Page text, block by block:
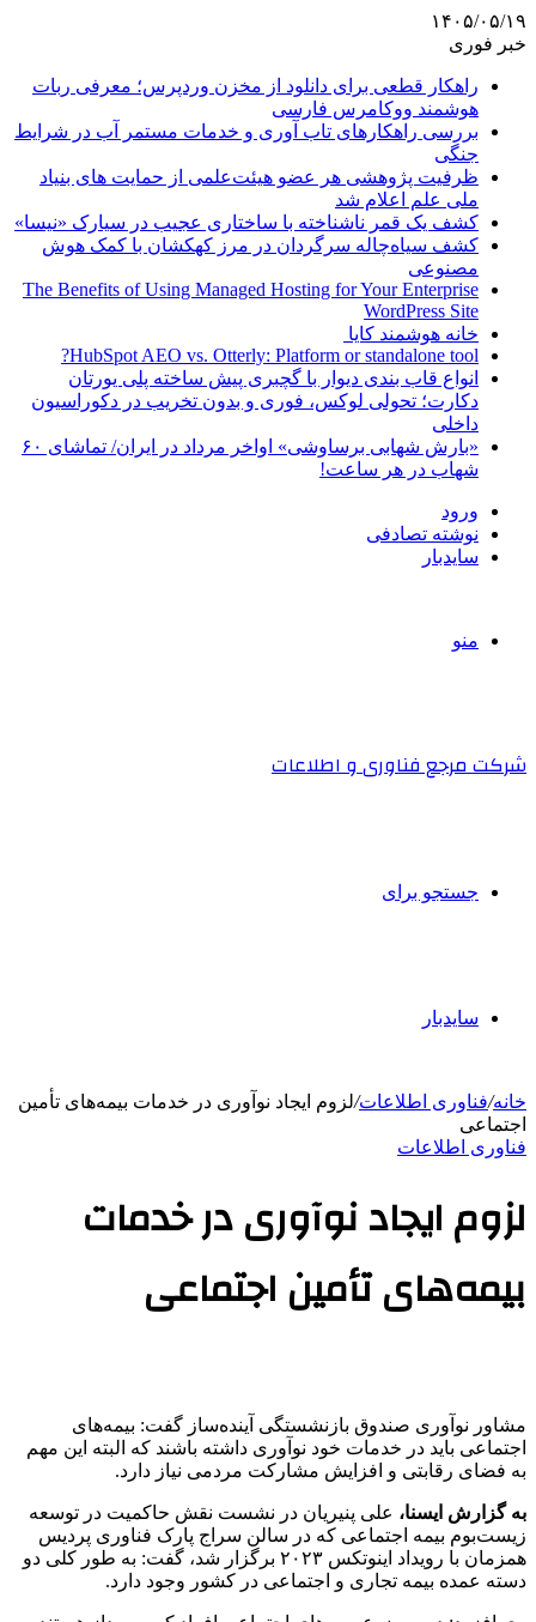
۱۴۰۵/۰۵/۱۹
خبر فوری
راهکار قطعی برای دانلود از مخزن وردپرس؛ معرفی ربات
هوشمند ووکامرس فارسی
بررسی راهکارهای تاب آوری و خدمات مستمر آب در شرایط
جنگی
ظرفیت پژوهشی هر عضو هیئت‌علمی از حمایت های بنیاد
ملی علم اعلام شد
کشف یک قمر ناشناخته با ساختاری عجیب در سیارک «نیسا»
کشف سیاه‌چاله سرگردان در مرز کهکشان با کمک هوش
مصنوعی
The Benefits of Using Managed Hosting for Your Enterprise
WordPress Site
خانه هوشمند کایا
HubSpot AEO vs. Otterly: Platform or standalone tool?
انواع قاب بندی دیوار با گچبری پیش ساخته پلی یورتان
دکارت؛ تحولی لوکس، فوری و بدون تخریب در دکوراسیون
داخلی
«بارش شهابی برساوشی» اواخر مرداد در ایران/ تماشای ۶۰
شهاب در هر ساعت!
ورود
نوشته تصادفی
سایدبار
منو
شرکت مرجع فناوری و اطلاعات
جستجو برای
سایدبار
خانه/فناوری اطلاعات/لزوم ایجاد نوآوری در خدمات بیمه‌های تأمین
اجتماعی
فناوری اطلاعات
لزوم ایجاد نوآوری در خدمات
بیمه‌های تأمین اجتماعی
مشاور نوآوری صندوق‌ بازنشستگی آینده‌ساز گفت: بیمه‌های
اجتماعی باید در خدمات خود نوآوری داشته باشند که البته این مهم
به فضای رقابتی و افزایش مشارکت مردمی نیاز دارد.
به گزارش ایسنا، علی پنیریان در نشست نقش حاکمیت در توسعه
زیست‌بوم بیمه اجتماعی که در سالن سراج پارک فناوری پردیس
همزمان با رویداد اینوتکس ۲۰۲۳ برگزار شد، گفت: به طور کلی دو
دسته عمده بیمه تجاری و اجتماعی در کشور وجود دارد.